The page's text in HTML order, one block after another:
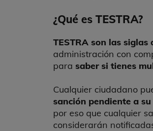
¿Qué es TESTRA?
TESTRA son las siglas
administración con
para saber si tienes
Cualquier ciudadano
sanción pendiente a
por eso que cualquier
considerarán